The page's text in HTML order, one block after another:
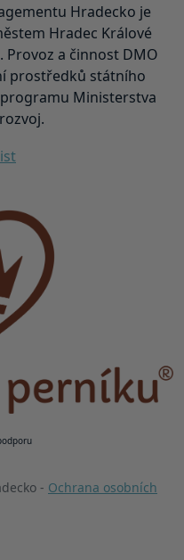
Hradecko je
Hradec Králové
Provoz a činnost DMO
prostředků státního
Ministerstva
- Ochrana osobních